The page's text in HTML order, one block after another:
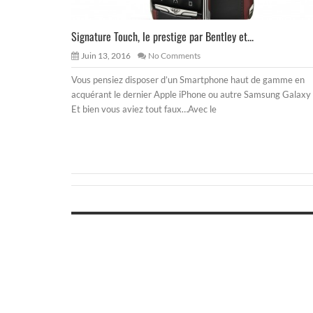
Signature Touch, le prestige par Bentley et...
Juin 13, 2016 No Comments
Vous pensiez disposer d’un Smartphone haut de gamme en
acquérant le dernier Apple iPhone ou autre Samsung Galaxy
Et bien vous aviez tout faux…Avec le